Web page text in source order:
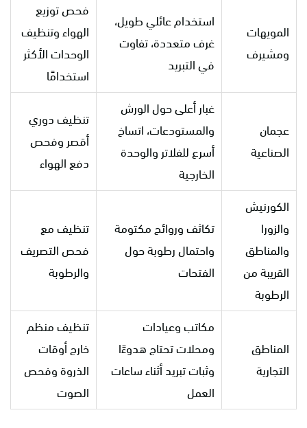
المويهات
ومشيرف
استخدام عائلي طويل،
غرف متعددة، تفاوت
في التبريد
فحص توزيع
الهواء وتنظيف
الوحدات الأكثر
استخدامًا
عجمان
الصناعية
غبار أعلى حول الورش
والمستودعات، اتساخ
أسرع للفلاتر والوحدة
الخارجية
تنظيف دوري
أقصر وفحص
دفع الهواء
الكورنيش
والزورا
والمناطق
القريبة من
الرطوبة
تكاثف وروائح مكتومة
واحتمال رطوبة حول
الفتحات
تنظيف مع
فحص التصريف
والرطوبة
المناطق
التجارية
مكاتب وعيادات
ومحلات تحتاج هدوءًا
وثبات تبريد أثناء ساعات
العمل
تنظيف منظم
خارج أوقات
الذروة وفحص
الصوت